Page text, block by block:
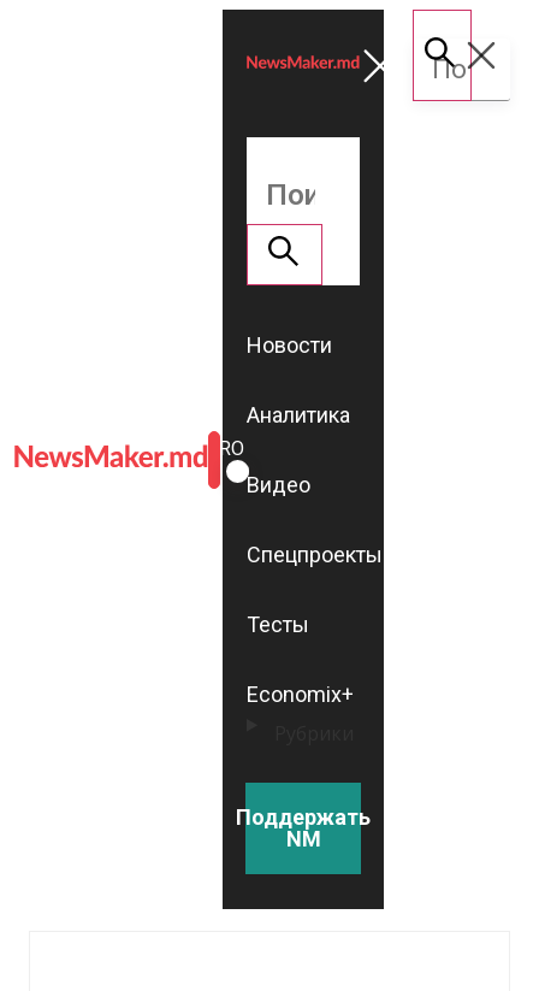
ROMÂNĂ
RU
Новости
Аналитика
Видео
Спецпроекты
Тесты
Economix+
Поддержать
NM